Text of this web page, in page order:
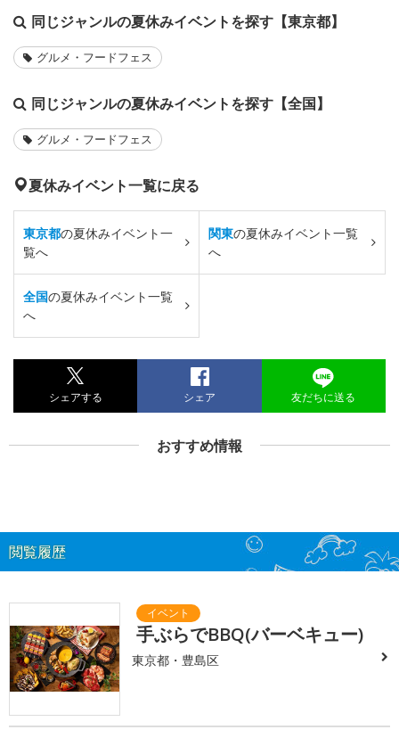
同じジャンルの夏休みイベントを探す【東京都】
グルメ・フードフェス
同じジャンルの夏休みイベントを探す【全国】
グルメ・フードフェス
夏休みイベント一覧に戻る
東京都の夏休みイベント一
覧へ
関東の夏休みイベント一覧
へ
全国の夏休みイベント一覧
へ
シェアする シェア 友だちに送る
おすすめ情報
閲覧履歴
手ぶらでBBQ(バーベキュー)
東京都・豊島区